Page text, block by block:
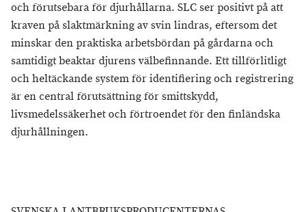
och förutsebara för djurhållarna. SLC ser positivt på att
kraven på slaktmärkning av svin lindras, eftersom det
minskar den praktiska arbetsbördan på gårdarna och
samtidigt beaktar djurens välbefinnande. Ett tillförlitligt
och heltäckande system för identifiering och registrering
är en central förutsättning för smittskydd,
livsmedelssäkerhet och förtroendet för den finländska
djurhållningen.